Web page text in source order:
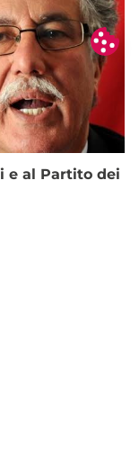
e al Partito dei